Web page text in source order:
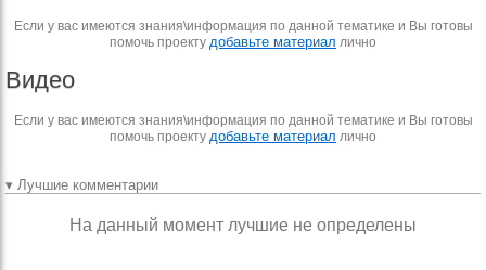
Если у вас имеются знания\информация по данной тематике и Вы готовы
помочь проекту добавьте материал лично
Видео
Если у вас имеются знания\информация по данной тематике и Вы готовы
помочь проекту добавьте материал лично
▾ Лучшие комментарии
На данный момент лучшие не определены